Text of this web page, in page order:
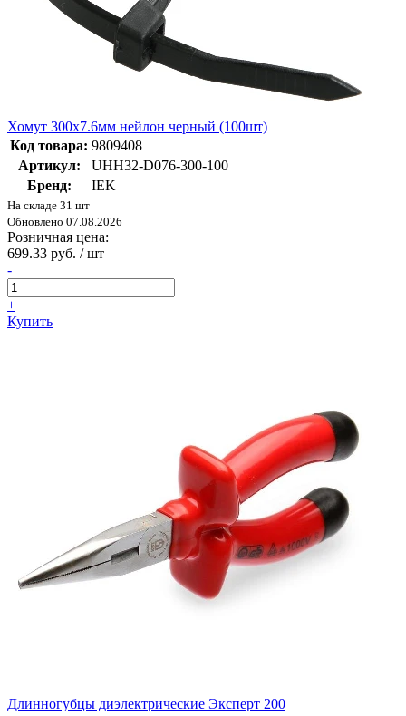
Хомут 300х7.6мм нейлон черный (100шт)
Код товара: 9809408
Артикул:
UHH32-D076-300-100
Бренд:
IEK
На складе 31 шт
Обновлено 07.08.2026
Розничная цена:
699.33 руб. / шт
-
+
Купить
Длинногубцы диэлектрические Эксперт 200